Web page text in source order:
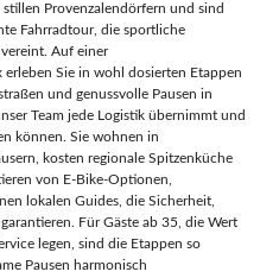
Provenzalendörfern und sind
Fahrradtour, die sportliche
Auf einer
Sie in wohl dosierten Etappen
und genussvolle Pausen in
Team jede Logistik übernimmt und
können. Sie wohnen in
kosten regionale Spitzenküche
von E‑Bike‑Optionen,
lokalen Guides, die Sicherheit,
Für Gäste ab 35, die Wert
legen, sind die Etappen so
Pausen harmonisch